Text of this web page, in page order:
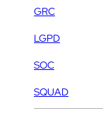
GRC
LGPD
SOC
SQUAD